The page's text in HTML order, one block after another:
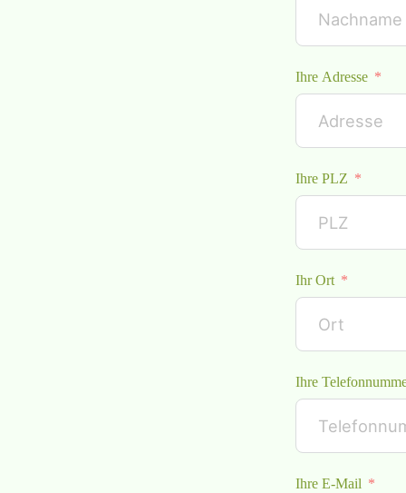
Ihre Adresse
Ihre PLZ
Ihr Ort
Ihre
Ihre E-Mail